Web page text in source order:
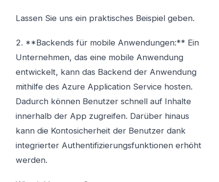
Lassen Sie uns ein praktisches Beispiel geben.
2. **Backends für mobile Anwendungen:** Ein
Unternehmen, das eine mobile Anwendung
entwickelt, kann das Backend der Anwendung
mithilfe des Azure Application Service hosten.
Dadurch können Benutzer schnell auf Inhalte
innerhalb der App zugreifen. Darüber hinaus
kann die Kontosicherheit der Benutzer dank
integrierter Authentifizierungsfunktionen erhöht
werden.